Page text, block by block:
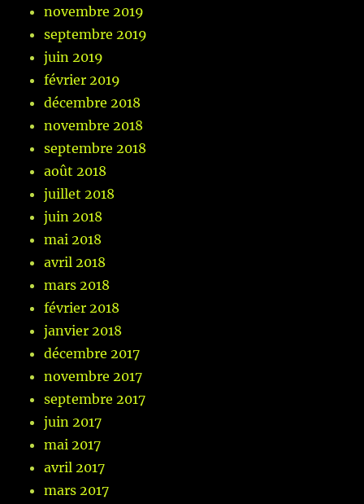
novembre 2019
septembre 2019
juin 2019
février 2019
décembre 2018
novembre 2018
septembre 2018
août 2018
juillet 2018
juin 2018
mai 2018
avril 2018
mars 2018
février 2018
janvier 2018
décembre 2017
novembre 2017
septembre 2017
juin 2017
mai 2017
avril 2017
mars 2017